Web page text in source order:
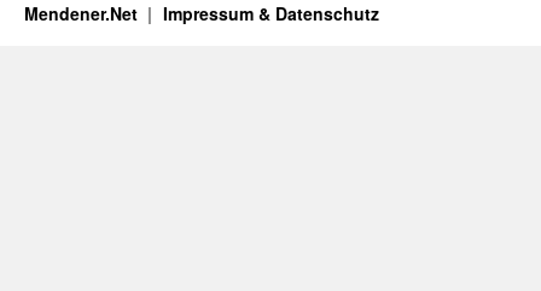
Mendener.Net Impressum & Datenschutz